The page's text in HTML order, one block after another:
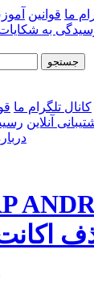
ما قوانین
به
جستجو
کانال تلگرام ما
آنلاین